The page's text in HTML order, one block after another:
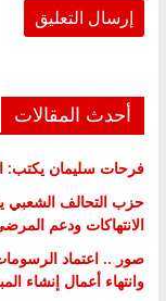
أحدث المقالات
فرحات سليمان يكتب:
حزب التحالف الشعبي
الانتهاكات ودعم
صور .. اعتماد الرسومات
وانتهاء أعمال إنشاء